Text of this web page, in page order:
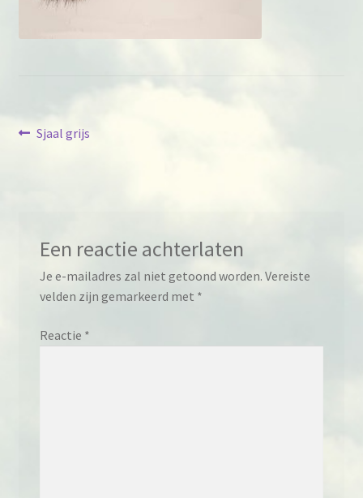
Berichtnavigatie
Previous
Sjaal grijs
Een reactie achterlaten
Je e-mailadres zal niet getoond worden. Vereiste
velden zijn gemarkeerd met *
Reactie *